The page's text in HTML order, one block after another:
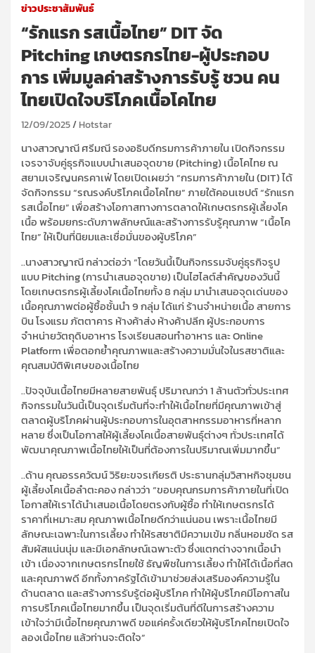
ข่าวประชาสัมพันธ์
“รักแรก รสเนื้อไทย” DIT จัด
Pitching เกษตรกรไทย-ผู้ประกอบ
การ เพิ่มมูลค่าสร้างการรับรู้ ชวน คน
ไทยเปิดใจบริโภคเนื้อโคไทย
12/09/2025 Hotstar
นางสาวญาณี ศรีมณี รองอธิบดีกรมการค้าภายใน เปิดกิจกรรม
เจรจาจับคู่ธุรกิจแบบนำเสนอจุดขาย (Pitching) เนื้อโคไทย ณ
สยามเจริญนครคาเฟ่ โดยเปิดเผยว่า “กรมการค้าภายใน (DIT) ได้
จัดกิจกรรม “รณรงค์บริโภคเนื้อโคไทย” ภายใต้คอนเซปต์ “รักแรก
รสเนื้อไทย” เพื่อสร้างโอกาสทางการตลาดให้เกษตรกรผู้เลี้ยงโค
เนื้อ พร้อมยกระดับภาพลักษณ์และสร้างการรับรู้คุณภาพ “เนื้อโค
ไทย” ให้เป็นที่นิยมและเชื่อมั่นของผู้บริโภค”
..นางสาวญาณี กล่าวต่อว่า “โดยวันนี้เป็นกิจกรรมจับคู่ธุรกิจรูป
แบบ Pitching (การนำเสนอจุดขาย) เป็นไฮไลต์สำคัญของวันนี้
โดยเกษตรกรผู้เลี้ยงโคเนื้อไทยทั้ง 8 กลุ่ม มานำเสนอจุดเด่นของ
เนื้อคุณภาพต่อผู้ซื้อชั้นนำ 9 กลุ่ม ได้แก่ ร้านจำหน่ายเนื้อ สายการ
บิน โรงแรม ภัตตาคาร ห้างค้าส่ง ห้างค้าปลีก ผู้ประกอบการ
จำหน่ายวัตถุดิบอาหาร โรงเรียนสอนทำอาหาร และ Online
Platform เพื่อตอกย้ำคุณภาพและสร้างความมั่นใจในรสชาติและ
คุณสมบัติพิเศษของเนื้อไทย
..ปัจจุบันเนื้อไทยมีหลายสายพันธุ์ ปริมาณกว่า 1 ล้านตัวทั่วประเทศ
กิจกรรมในวันนี้เป็นจุดเริ่มต้นที่จะทำให้เนื้อไทยที่มีคุณภาพเข้าสู่
ตลาดผู้บริโภคผ่านผู้ประกอบการในอุตสาหกรรมอาหารที่หลาก
หลาย ซึ่งเป็นโอกาสให้ผู้เลี้ยงโคเนื้อสายพันธุ์ต่างๆ ทั่วประเทศได้
พัฒนาคุณภาพเนื้อไทยให้เป็นที่ต้องการในปริมาณเพิ่มมากขึ้น“
..ด้าน คุณอรรควัฒน์ วิริยะขจรเกียรติ ประธานกลุ่มวิสาหกิจชุมชน
ผู้เลี้ยงโคเนื้อลำตะคอง กล่าวว่า “ขอบคุณกรมการค้าภายในที่เปิด
โอกาสให้เราได้นำเสนอเนื้อโดยตรงกับผู้ซื้อ ทำให้เกษตรกรได้
ราคาที่เหมาะสม คุณภาพเนื้อไทยดีกว่าแน่นอน เพราะเนื้อไทยมี
ลักษณะเฉพาะในการเลี้ยง ทำให้รสชาติมีความเข้ม กลิ่นหอมชัด รส
สัมผัสแน่นนุ่ม และมีเอกลักษณ์เฉพาะตัว ซึ่งแตกต่างจากเนื้อนำ
เข้า เนื่องจากเกษตรกรไทยใช้ ธัญพืชในการเลี้ยง ทำให้ได้เนื้อที่สด
และคุณภาพดี อีกทั้งภาครัฐได้เข้ามาช่วยส่งเสริมองค์ความรู้ใน
ด้านตลาด และสร้างการรับรู้ต่อผู้บริโภค ทำให้ผู้บริโภคมีโอกาสใน
การบริโภคเนื้อไทยมากขึ้น เป็นจุดเริ่มต้นที่ดีในการสร้างความ
เข้าใจว่ามีเนื้อไทยคุณภาพดี ขอแค่ครั้งเดียวให้ผู้บริโภคไทยเปิดใจ
ลองเนื้อไทย แล้วท่านจะติดใจ”